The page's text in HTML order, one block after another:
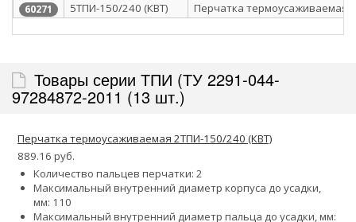
60271 5ТПИ-150/240 (КВТ) Перчатка термоусаживаемая
Товары серии ТПИ (ТУ 2291-044-
97284872-2011 (13 шт.)
Перчатка термоусаживаемая 2ТПИ-150/240 (КВТ)
889.16 руб.
Количество пальцев перчатки: 2
Максимальный внутренний диаметр корпуса до усадки,
мм: 110
Максимальный внутренний диаметр пальца до усадки, мм: